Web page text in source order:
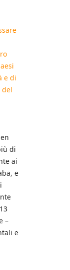
e di
del
di
ai
e
–
e